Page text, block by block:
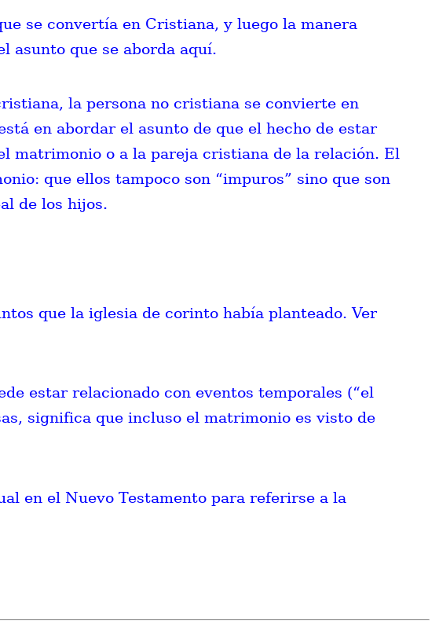
se convertía en Cristiana, y luego la manera
asunto que se aborda aquí.
la persona no cristiana se convierte en
en abordar el asunto de que el hecho de estar
matrimonio o a la pareja cristiana de la relación. El
que ellos tampoco son “impuros” sino que son
de los hijos.
que la iglesia de corinto había planteado. Ver
estar relacionado con eventos temporales (“el
significa que incluso el matrimonio es visto de
en el Nuevo Testamento para referirse a la